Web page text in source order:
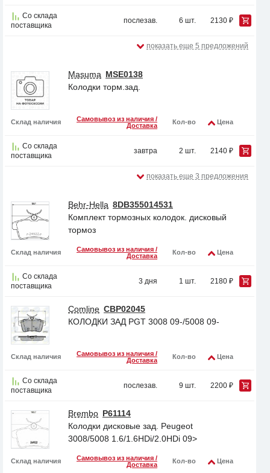
Со склада
поставщика
послезав. 6 шт. 2130 ₽
показать еще 5 предложений
Masuma MSE0138
Колодки торм.зад.
Склад наличия
Самовывоз из наличия /
Доставка
Кол-во Цена
Со склада
поставщика
завтра 2 шт. 2140 ₽
показать еще 3 предложения
Behr-Hella 8DB355014531
Комплект тормозных колодок. дисковый
тормоз
Склад наличия
Самовывоз из наличия /
Доставка
Кол-во Цена
Со склада
поставщика
3 дня 1 шт. 2180 ₽
Comline CBP02045
КОЛОДКИ ЗАД PGT 3008 09-/5008 09-
Склад наличия
Самовывоз из наличия /
Доставка
Кол-во Цена
Со склада
поставщика
послезав. 9 шт. 2200 ₽
Brembo P61114
Колодки дисковые зад. Peugeot
3008/5008 1.6/1.6HDi/2.0HDi 09>
Склад наличия
Самовывоз из наличия /
Доставка
Кол-во Цена